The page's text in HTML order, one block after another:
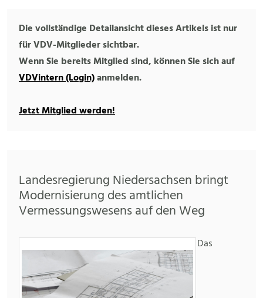
Die vollständige Detailansicht dieses Artikels ist nur
für VDV-Mitglieder sichtbar.
Wenn Sie bereits Mitglied sind, können Sie sich auf
VDVintern (Login)anmelden.
Jetzt Mitglied werden!
Landesregierung Niedersachsen bringt
Modernisierung des amtlichen
Vermessungswesens auf den Weg
Das